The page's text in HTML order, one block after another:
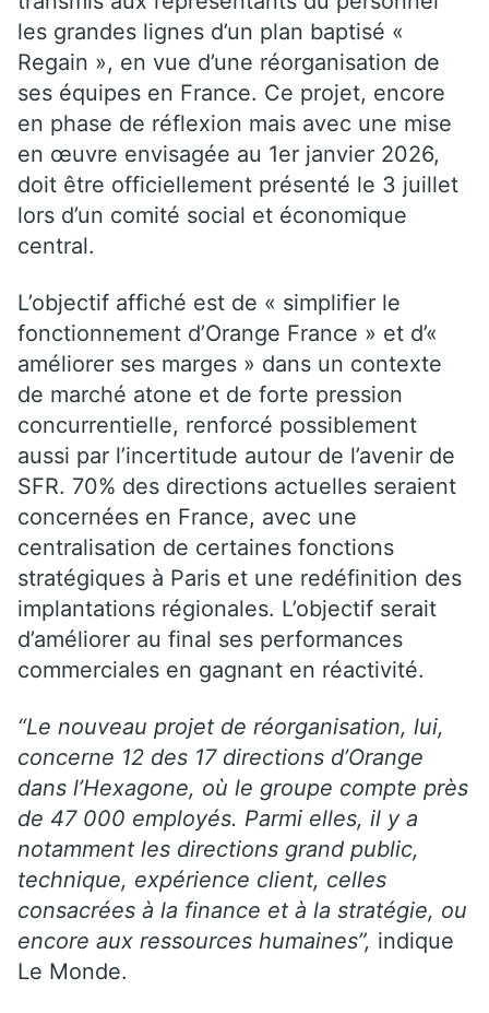
les grandes lignes d’un plan baptisé «
Regain », en vue d’une réorganisation de
ses équipes en France. Ce projet, encore
en phase de réflexion mais avec une mise
en œuvre envisagée au 1er janvier 2026,
doit être officiellement présenté le 3 juillet
lors d’un comité social et économique
central.
L’objectif affiché est de « simplifier le
fonctionnement d’Orange France » et d’«
améliorer ses marges » dans un contexte
de marché atone et de forte pression
concurrentielle, renforcé possiblement
aussi par l’incertitude autour de l’avenir de
SFR. 70% des directions actuelles seraient
concernées en France, avec une
centralisation de certaines fonctions
stratégiques à Paris et une redéfinition des
implantations régionales. L’objectif serait
d’améliorer au final ses performances
commerciales en gagnant en réactivité.
“Le nouveau projet de réorganisation, lui,
concerne 12 des 17 directions d’Orange
dans l’Hexagone, où le groupe compte près
de 47 000 employés. Parmi elles, il y a
notamment les directions grand public,
technique, expérience client, celles
consacrées à la finance et à la stratégie, ou
encore aux ressources humaines”, indique
Le Monde.